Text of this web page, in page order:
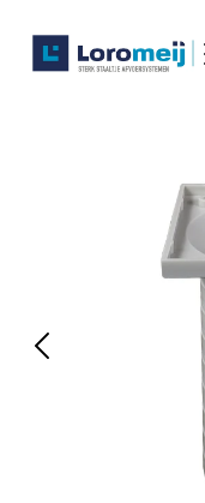
Waarom Loromeij